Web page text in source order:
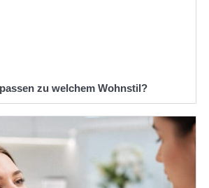
zu welchem Wohnstil?